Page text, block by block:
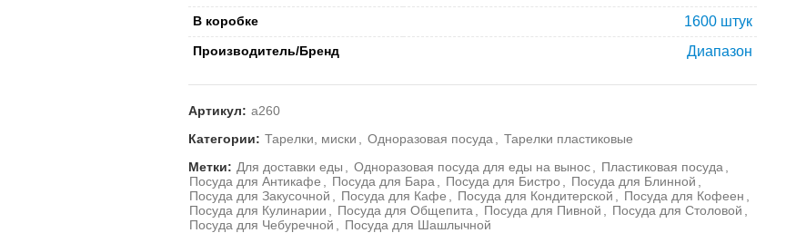
В коробке 1600 штук
Производитель/Бренд Диапазон
Артикул: а260
Категории: Тарелки, миски Одноразовая посуда
Тарелки пластиковые
Метки: Для доставки еды Одноразовая посуда для еды на вынос Пластиковая посуда
Посуда для Антикафе
Посуда для Бара Посуда для Бистро Посуда для Блинной
Посуда для Закусочной
Посуда для Кафе Посуда для Кондитерской Посуда для Кофеен
Посуда для Кулинарии
Посуда для Общепита Посуда для Пивной Посуда для Столовой
Посуда для Чебуречной
Посуда для Шашлычной